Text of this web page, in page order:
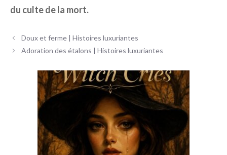
du culte de la mort.
Navigation
des
Doux et ferme | Histoires luxuriantes
Adoration des étalons | Histoires luxuriantes